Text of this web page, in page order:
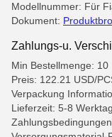
Modellnummer: Für
Dokument:
Zahlungs-u.
Min Bestellmenge: 10
Preis: 122.21 USD/
Verpackung
Lieferzeit: 5-8